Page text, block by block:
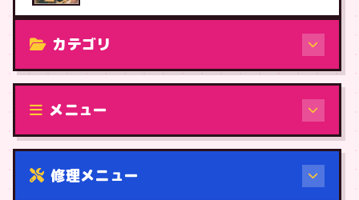
カテゴリ
修理（機種から）
メニュー
修理メニュー